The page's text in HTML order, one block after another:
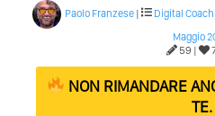
Paolo Franzese| Digital Coach
Maggio
59 |
NON RIMANDARE
TE.